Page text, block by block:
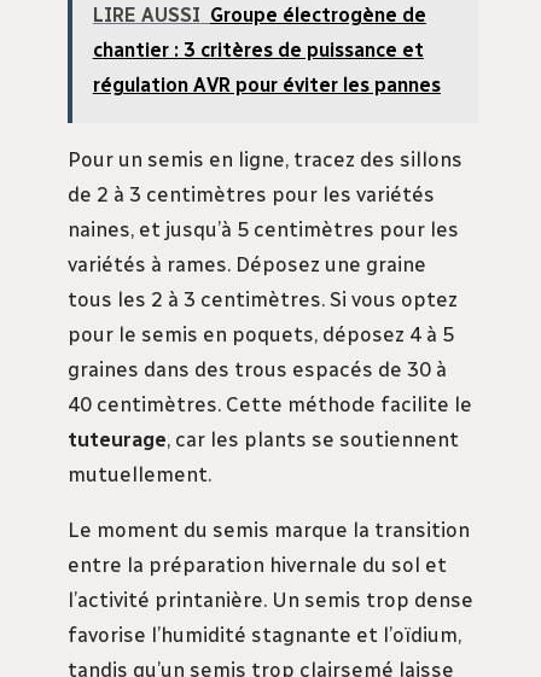
LIRE AUSSI Groupe électrogène de
chantier : 3 critères de puissance et
régulation AVR pour éviter les pannes
Pour un semis en ligne, tracez des sillons
de 2 à 3 centimètres pour les variétés
naines, et jusqu’à 5 centimètres pour les
variétés à rames. Déposez une graine
tous les 2 à 3 centimètres. Si vous optez
pour le semis en poquets, déposez 4 à 5
graines dans des trous espacés de 30 à
40 centimètres. Cette méthode facilite le
tuteurage, car les plants se soutiennent
mutuellement.
Le moment du semis marque la transition
entre la préparation hivernale du sol et
l’activité printanière. Un semis trop dense
favorise l’humidité stagnante et l’oïdium,
tandis qu’un semis trop clairsemé laisse